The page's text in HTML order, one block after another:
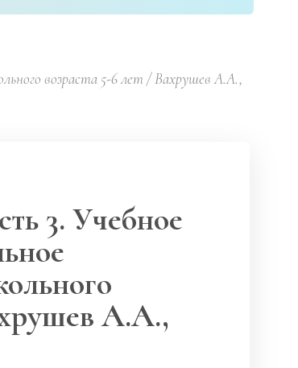
возраста 5-6 лет / Вахрушев А.А.,
3. Учебное
А.А.,